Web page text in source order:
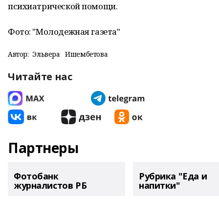
психиатрической помощи.
Фото: "Молодежная газета"
Автор: Эльвера Ишембетова
Читайте нас
Партнеры
Фотобанк
журналистов РБ
Рубрика "Еда и
напитки"